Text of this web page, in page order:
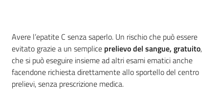
Introduzione
Avere l’epatite C senza saperlo. Un rischio che può essere
evitato grazie a un semplice prelievo del sangue, gratuito,
che si può eseguire insieme ad altri esami ematici anche
facendone richiesta direttamente allo sportello del centro
prelievi, senza prescrizione medica.